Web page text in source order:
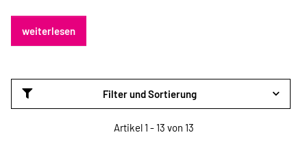
weiterlesen
Filter und Sortierung
Artikel 1 - 13 von 13